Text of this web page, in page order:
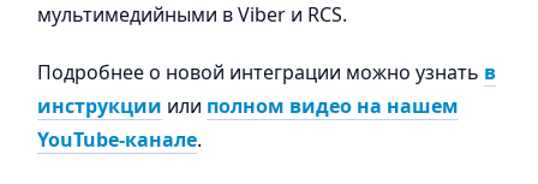
мультимедийными в Viber и RCS.
Подробнее о новой интеграции можно узнать в
инструкции или полном видео на нашем
YouTube-канале.